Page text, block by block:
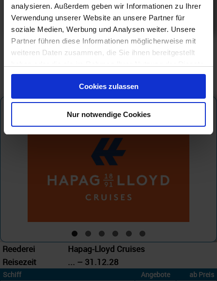
analysieren. Außerdem geben wir Informationen zu Ihrer
Verwendung unserer Website an unsere Partner für
soziale Medien, Werbung und Analysen weiter. Unsere
Partner führen diese Informationen möglicherweise mit
weiteren Daten zusammen, die Sie ihnen bereitgestellt
gesammelt haben.
Cookies zulassen
Nur notwendige Cookies
ab9.342 €
am 05.03.27
Hapag-Lloyd Cruises
Reederei
Hapag-Lloyd Cruises
Reisezeit
... – 31.12.28
Schiff Angebote ab Preis